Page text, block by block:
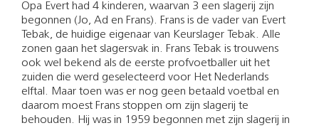
Opa Evert had 4 kinderen, waarvan 3 een slagerij zijn
begonnen (Jo, Ad en Frans). Frans is de vader van Evert
Tebak, de huidige eigenaar van Keurslager Tebak. Alle
zonen gaan het slagersvak in. Frans Tebak is trouwens
ook wel bekend als de eerste profvoetballer uit het
zuiden die werd geselecteerd voor Het Nederlands
elftal. Maar toen was er nog geen betaald voetbal en
daarom moest Frans stoppen om zijn slagerij te
behouden. Hij was in 1959 begonnen met zijn slagerij in